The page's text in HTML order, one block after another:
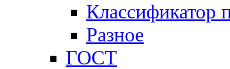
Классификатор
Разное
ГОСТ